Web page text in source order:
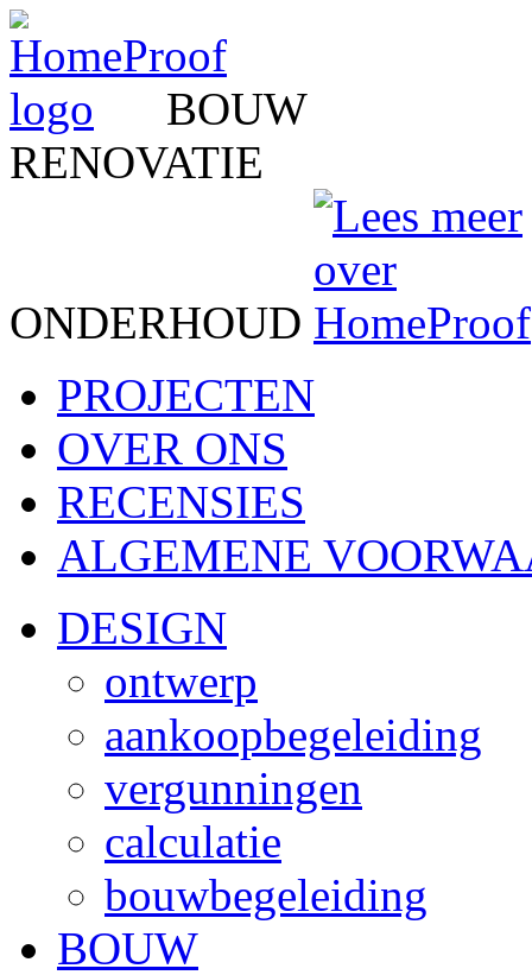
BOUW
RENOVATIE
ONDERHOUD
PROJECTEN
OVER ONS
RECENSIES
ALGEMENE
DESIGN
ontwerp
aankoopbegeleiding
vergunningen
calculatie
bouwbegeleiding
BOUW